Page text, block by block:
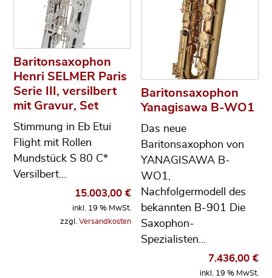
Baritonsaxophon
Henri SELMER Paris
Serie III, versilbert
mit Gravur, Set
Stimmung in Eb Etui
Flight mit Rollen
Mundstück S 80 C*
Versilbert…
15.003,00 €
inkl. 19 % MwSt.
zzgl. Versandkosten
Baritonsaxophon
Yanagisawa B-WO1
Das neue
Baritonsaxophon von
YANAGISAWA B-
WO1,
Nachfolgermodell des
bekannten B-901 Die
Saxophon-
Spezialisten…
7.436,00 €
inkl. 19 % MwSt.